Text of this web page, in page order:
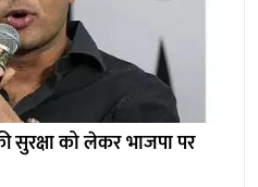
सुरक्षा को लेकर भाजपा पर